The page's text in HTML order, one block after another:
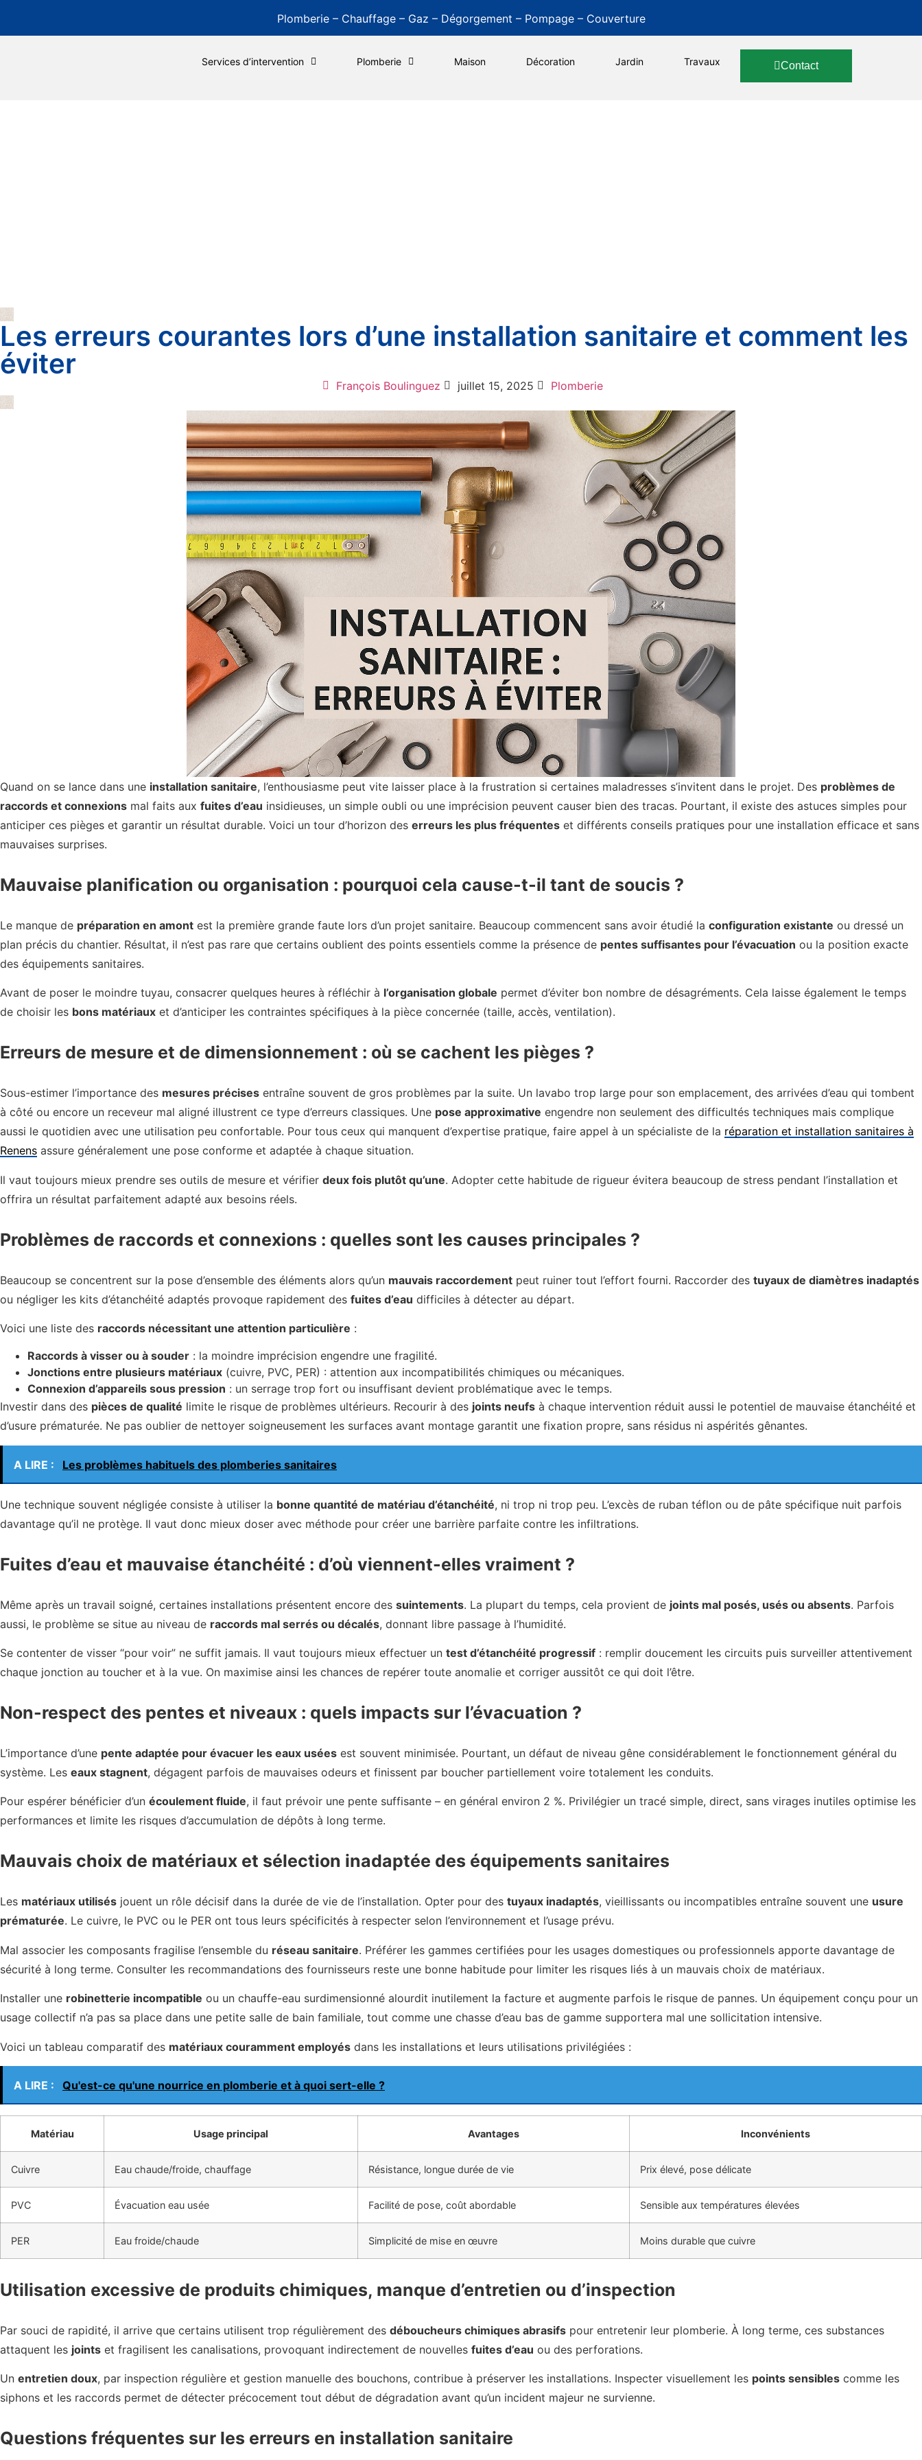
Plomberie – Chauffage – Gaz – Dégorgement – Pompage – Couverture
Services d’intervention Plomberie Maison Décoration Jardin Travaux Contact
Les erreurs courantes lors d’une installation sanitaire et comment les
éviter
François Boulinguez juillet 15, 2025 Plomberie
Quand on se lance dans une installation sanitaire, l’enthousiasme peut vite laisser place à la frustration si certaines maladresses s’invitent dans le projet. Des problèmes de
raccords et connexions mal faits aux fuites d’eau insidieuses, un simple oubli ou une imprécision peuvent causer bien des tracas. Pourtant, il existe des astuces simples pour
anticiper ces pièges et garantir un résultat durable. Voici un tour d’horizon des erreurs les plus fréquentes et différents conseils pratiques pour une installation efficace et sans
mauvaises surprises.
Mauvaise planification ou organisation : pourquoi cela cause-t-il tant de soucis ?
Le manque de préparation en amont est la première grande faute lors d’un projet sanitaire. Beaucoup commencent sans avoir étudié la configuration existante ou dressé un
plan précis du chantier. Résultat, il n’est pas rare que certains oublient des points essentiels comme la présence de pentes suffisantes pour l’évacuation ou la position exacte
des équipements sanitaires.
Avant de poser le moindre tuyau, consacrer quelques heures à réfléchir à l’organisation globale permet d’éviter bon nombre de désagréments. Cela laisse également le temps
de choisir les bons matériaux et d’anticiper les contraintes spécifiques à la pièce concernée (taille, accès, ventilation).
Erreurs de mesure et de dimensionnement : où se cachent les pièges ?
Sous-estimer l’importance des mesures précises entraîne souvent de gros problèmes par la suite. Un lavabo trop large pour son emplacement, des arrivées d’eau qui tombent
à côté ou encore un receveur mal aligné illustrent ce type d’erreurs classiques. Une pose approximative engendre non seulement des difficultés techniques mais complique
aussi le quotidien avec une utilisation peu confortable. Pour tous ceux qui manquent d’expertise pratique, faire appel à un spécialiste de la réparation et installation sanitaires à
Renens assure généralement une pose conforme et adaptée à chaque situation.
Il vaut toujours mieux prendre ses outils de mesure et vérifier deux fois plutôt qu’une. Adopter cette habitude de rigueur évitera beaucoup de stress pendant l’installation et
offrira un résultat parfaitement adapté aux besoins réels.
Problèmes de raccords et connexions : quelles sont les causes principales ?
Beaucoup se concentrent sur la pose d’ensemble des éléments alors qu’un mauvais raccordement peut ruiner tout l’effort fourni. Raccorder des tuyaux de diamètres inadaptés
ou négliger les kits d’étanchéité adaptés provoque rapidement des fuites d’eau difficiles à détecter au départ.
Voici une liste des raccords nécessitant une attention particulière :
Raccords à visser ou à souder : la moindre imprécision engendre une fragilité.
Jonctions entre plusieurs matériaux (cuivre, PVC, PER) : attention aux incompatibilités chimiques ou mécaniques.
Connexion d’appareils sous pression : un serrage trop fort ou insuffisant devient problématique avec le temps.
Investir dans des pièces de qualité limite le risque de problèmes ultérieurs. Recourir à des joints neufs à chaque intervention réduit aussi le potentiel de mauvaise étanchéité et
d’usure prématurée. Ne pas oublier de nettoyer soigneusement les surfaces avant montage garantit une fixation propre, sans résidus ni aspérités gênantes.
A LIRE : Les problèmes habituels des plomberies sanitaires
Une technique souvent négligée consiste à utiliser la bonne quantité de matériau d’étanchéité, ni trop ni trop peu. L’excès de ruban téflon ou de pâte spécifique nuit parfois
davantage qu’il ne protège. Il vaut donc mieux doser avec méthode pour créer une barrière parfaite contre les infiltrations.
Fuites d’eau et mauvaise étanchéité : d’où viennent-elles vraiment ?
Même après un travail soigné, certaines installations présentent encore des suintements. La plupart du temps, cela provient de joints mal posés, usés ou absents. Parfois
aussi, le problème se situe au niveau de raccords mal serrés ou décalés, donnant libre passage à l’humidité.
Se contenter de visser “pour voir” ne suffit jamais. Il vaut toujours mieux effectuer un test d’étanchéité progressif : remplir doucement les circuits puis surveiller attentivement
chaque jonction au toucher et à la vue. On maximise ainsi les chances de repérer toute anomalie et corriger aussitôt ce qui doit l’être.
Non-respect des pentes et niveaux : quels impacts sur l’évacuation ?
L’importance d’une pente adaptée pour évacuer les eaux usées est souvent minimisée. Pourtant, un défaut de niveau gêne considérablement le fonctionnement général du
système. Les eaux stagnent, dégagent parfois de mauvaises odeurs et finissent par boucher partiellement voire totalement les conduits.
Pour espérer bénéficier d’un écoulement fluide, il faut prévoir une pente suffisante – en général environ 2 %. Privilégier un tracé simple, direct, sans virages inutiles optimise les
performances et limite les risques d’accumulation de dépôts à long terme.
Mauvais choix de matériaux et sélection inadaptée des équipements sanitaires
Les matériaux utilisés jouent un rôle décisif dans la durée de vie de l’installation. Opter pour des tuyaux inadaptés, vieillissants ou incompatibles entraîne souvent une usure
prématurée. Le cuivre, le PVC ou le PER ont tous leurs spécificités à respecter selon l’environnement et l’usage prévu.
Mal associer les composants fragilise l’ensemble du réseau sanitaire. Préférer les gammes certifiées pour les usages domestiques ou professionnels apporte davantage de
sécurité à long terme. Consulter les recommandations des fournisseurs reste une bonne habitude pour limiter les risques liés à un mauvais choix de matériaux.
Installer une robinetterie incompatible ou un chauffe-eau surdimensionné alourdit inutilement la facture et augmente parfois le risque de pannes. Un équipement conçu pour un
usage collectif n’a pas sa place dans une petite salle de bain familiale, tout comme une chasse d’eau bas de gamme supportera mal une sollicitation intensive.
Voici un tableau comparatif des matériaux couramment employés dans les installations et leurs utilisations privilégiées :
A LIRE : Qu'est-ce qu'une nourrice en plomberie et à quoi sert-elle ?
Matériau Usage principal Avantages Inconvénients
Cuivre Eau chaude/froide, chauffage Résistance, longue durée de vie Prix élevé, pose délicate
PVC Évacuation eau usée Facilité de pose, coût abordable Sensible aux températures élevées
PER Eau froide/chaude Simplicité de mise en œuvre Moins durable que cuivre
Utilisation excessive de produits chimiques, manque d’entretien ou d’inspection
Par souci de rapidité, il arrive que certains utilisent trop régulièrement des déboucheurs chimiques abrasifs pour entretenir leur plomberie. À long terme, ces substances
attaquent les joints et fragilisent les canalisations, provoquant indirectement de nouvelles fuites d’eau ou des perforations.
Un entretien doux, par inspection régulière et gestion manuelle des bouchons, contribue à préserver les installations. Inspecter visuellement les points sensibles comme les
siphons et les raccords permet de détecter précocement tout début de dégradation avant qu’un incident majeur ne survienne.
Questions fréquentes sur les erreurs en installation sanitaire